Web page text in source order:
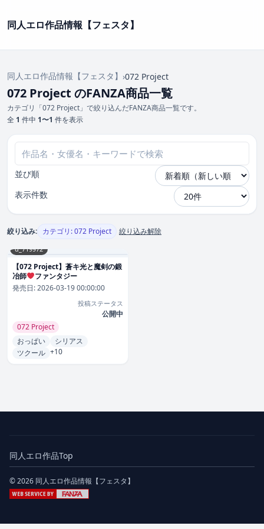
同人エロ作品情報【フェスタ】
同人エロ作品情報【フェスタ】 ›072 Project
072 Project のFANZA商品一覧
カテゴリ「072 Project」で絞り込んだFANZA商品一覧です。
全 1 件中 1〜1 件を表示
並び順
表示件数
絞り込み: カテゴリ: 072 Project 絞り込み解除
d_719972
【072 Project】蒼キ光と魔剣の鍛
冶師
ファンタジー
発売日:2026-03-19 00:00:00
投稿ステータス
公開中
072 Project
おっぱい
シリアス
ツクール +10
同人エロ作品Top
© 2026 同人エロ作品情報【フェスタ】